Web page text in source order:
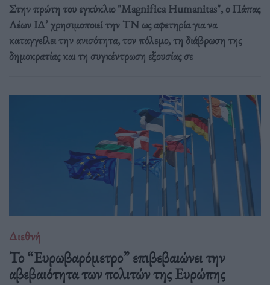
Στην πρώτη του εγκύκλιο "Magnifica Humanitas", ο Πάπας
Λέων ΙΔ’ χρησιμοποιεί την ΤΝ ως αφετηρία για να
καταγγείλει την ανισότητα, τον πόλεμο, τη διάβρωση της
δημοκρατίας και τη συγκέντρωση εξουσίας σε
Διεθνή
Το “Ευρωβαρόμετρο” επιβεβαιώνει την
αβεβαιότητα των πολιτών της Ευρώπης